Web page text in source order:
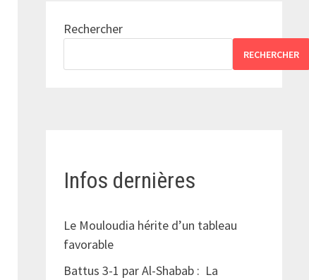
Rechercher
RECHERCHER
Infos dernières
Le Mouloudia hérite d’un tableau
favorable
Battus 3-1 par Al-Shabab : La